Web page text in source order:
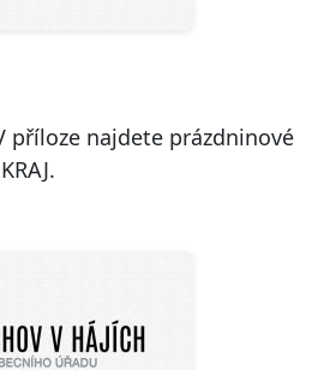
najdete prázdninové